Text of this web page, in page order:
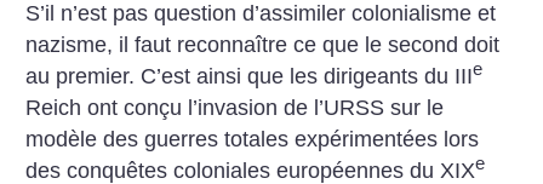
S’il n’est pas question d’assimiler colonialisme et
nazisme, il faut reconnaître ce que le second doit
au premier. C’est ainsi que les dirigeants du IIIe
Reich ont conçu l’invasion de l’URSS sur le
modèle des guerres totales expérimentées lors
des conquêtes coloniales européennes du XIXe